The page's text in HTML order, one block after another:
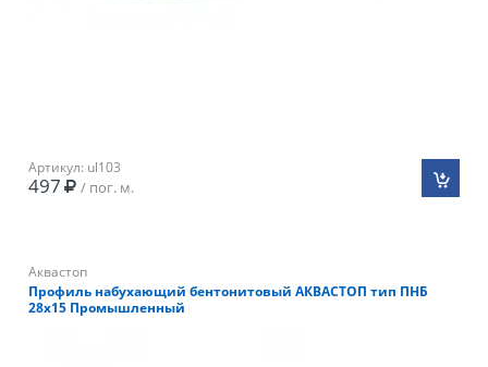
Артикул: ul103
497 / пог. м.
Аквастоп
Профиль набухающий бентонитовый АКВАСТОП тип ПНБ
28х15 Промышленный